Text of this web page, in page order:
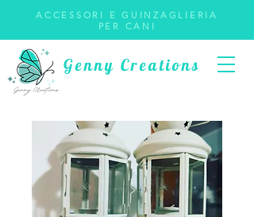
Genny Creations
ACCESSORI E GUINZAGLIERIA
PER CANI